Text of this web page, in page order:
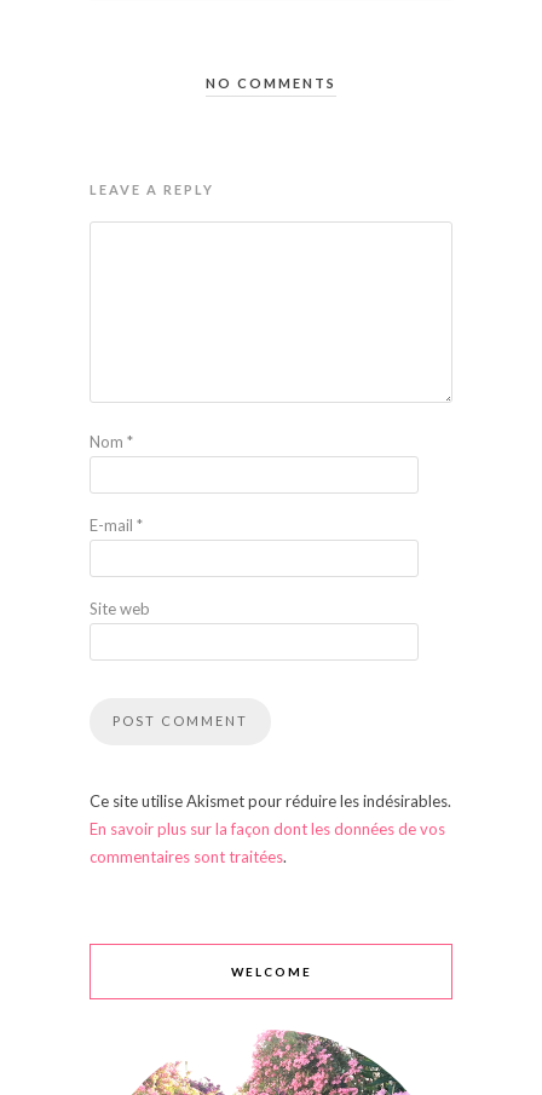
NO COMMENTS
LEAVE A REPLY
Nom *
E-mail *
Site web
Ce site utilise Akismet pour réduire les indésirables.
En savoir plus sur la façon dont les données de vos
commentaires sont traitées.
WELCOME